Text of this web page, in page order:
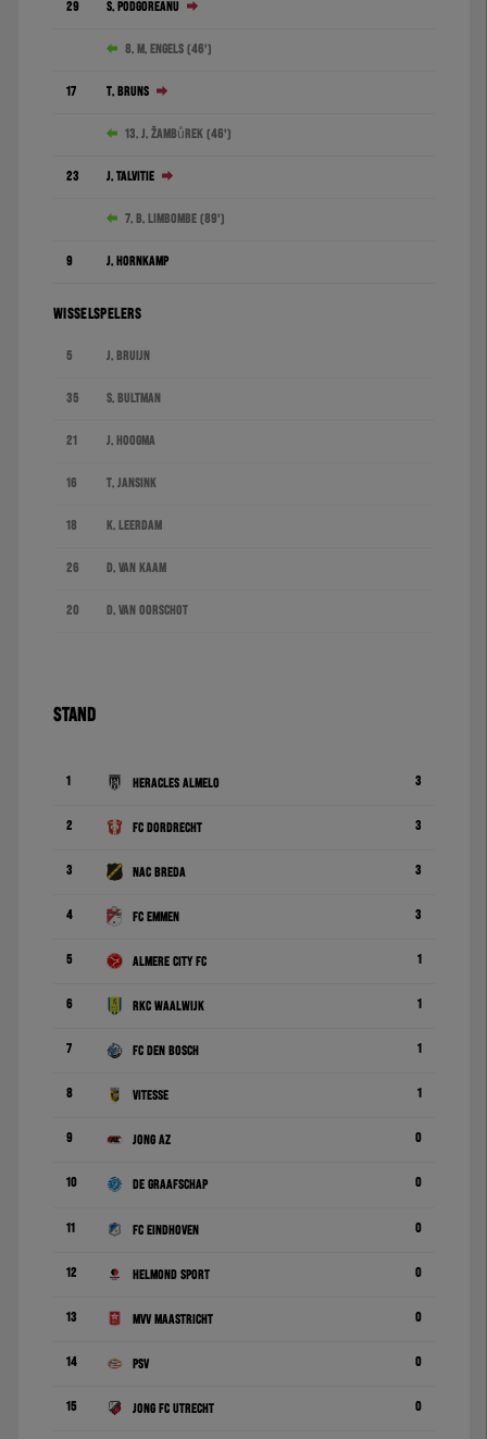
29 S. Podgoreanu
8. M. Engels (46')
17 T. Bruns
13. J. Žambůrek (46')
23 J. Talvitie
7. B. Limbombe (89')
9 J. Hornkamp
WISSELSPELERS
5 J. Bruijn
35 S. Bultman
21 J. Hoogma
16 T. Jansink
18 K. Leerdam
26 D. van Kaam
20 D. van Oorschot
STAND
1 Heracles Almelo 3
2 FC Dordrecht 3
3 NAC Breda 3
4 FC Emmen 3
5 Almere City FC 1
6 RKC Waalwijk 1
7 FC Den Bosch 1
8 Vitesse 1
9 Jong AZ 0
10 De Graafschap 0
11 FC Eindhoven 0
12 Helmond Sport 0
13 MVV Maastricht 0
14 PSV 0
15 Jong FC Utrecht 0